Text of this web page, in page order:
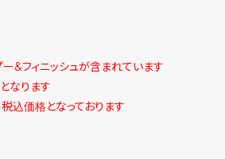
ー&フィニッシュが含まれています
なります
込価格となっております